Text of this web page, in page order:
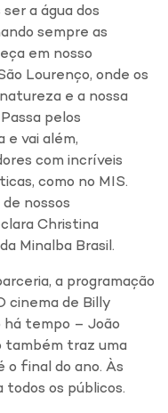
a água dos
sempre as
em nosso
Lourenço, onde os
e a nossa
pelos
e vai além,
com incríveis
como no MIS.
nossos
Christina
Minalba Brasil.
a programação
cinema de Billy
há tempo – João
também traz uma
final do ano. Às
os públicos.